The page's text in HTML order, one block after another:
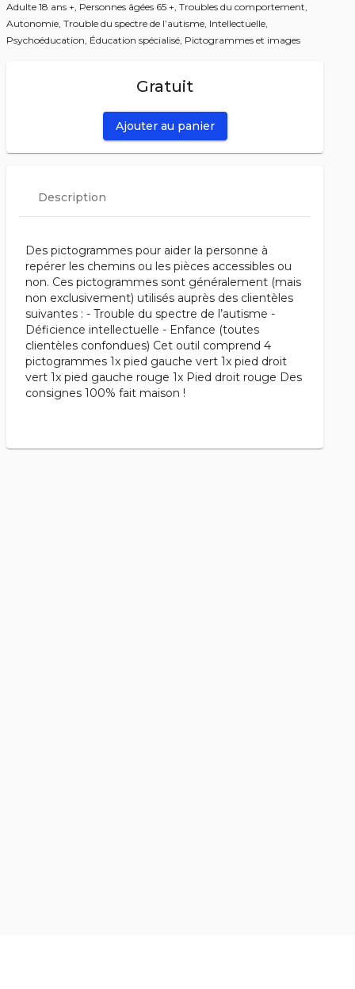
Adulte 18 ans +, Personnes âgées 65 +, Troubles du comportement,
Autonomie, Trouble du spectre de l’autisme, Intellectuelle,
Psychoéducation, Éducation spécialisé, Pictogrammes et images
Gratuit
Ajouter au panier
Description
Des pictogrammes pour aider la personne à
repérer les chemins ou les pièces accessibles ou
non. Ces pictogrammes sont généralement (mais
non exclusivement) utilisés auprès des clientèles
suivantes : - Trouble du spectre de l’autisme -
Déficience intellectuelle - Enfance (toutes
clientèles confondues) Cet outil comprend 4
pictogrammes 1x pied gauche vert 1x pied droit
vert 1x pied gauche rouge 1x Pied droit rouge Des
consignes 100% fait maison !